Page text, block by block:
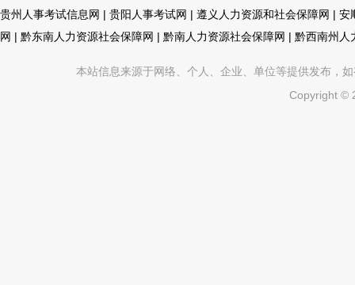
贵州人事考试信息网 | 贵阳人事考试网 | 遵义人力资源和社会保障网 | 安
网 | 黔东南人力资源社会保障网 | 黔南人力资源社会保障网 | 黔西南州人
本站信息来源于网络、个人、企业、单位等提供发布，
Copyright ©